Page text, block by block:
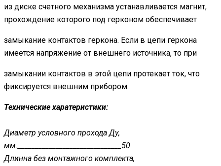
из диске счетного механизма устанавливается магнит,
прохождение которого под герконом обеспечивает
замыкание контактов геркона. Если в цепи геркона
имеется напряжение от внешнего источника, то при
замыкании контактов в этой цепи протекает ток, что
фиксируется внешним прибором.
Технические харатеристики:
Диаметр условного прохода Ду,
мм.______________________________50
Длинна без монтажного комплекта,